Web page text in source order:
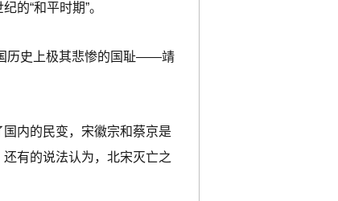
的“和平时期”。
历史上极其悲惨的国耻——靖
内的民变，宋徽宗和蔡京是
有的说法认为，北宋灭亡之